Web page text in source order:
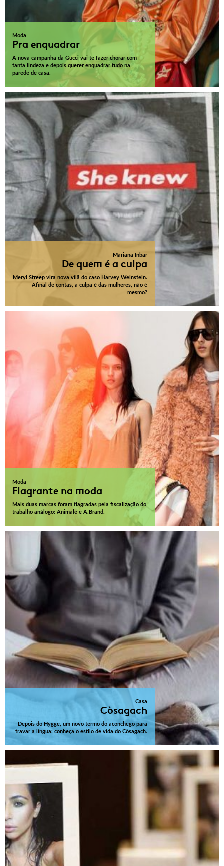
Moda
Pra enquadrar
A nova campanha da Gucci vai te fazer chorar com
tanta lindeza e depois querer enquadrar tudo na
parede de casa.
Mariana Inbar
De quem é a culpa
Meryl Streep vira nova vilã do caso Harvey Weinstein.
Afinal de contas, a culpa é das mulheres, não é
mesmo?
Moda
Flagrante na moda
Mais duas marcas foram flagradas pela fiscalização do
trabalho análogo: Animale e A.Brand.
Casa
Còsagach
Depois do Hygge, um novo termo do aconchego para
travar a língua: conheça o estilo de vida do Còsagach.